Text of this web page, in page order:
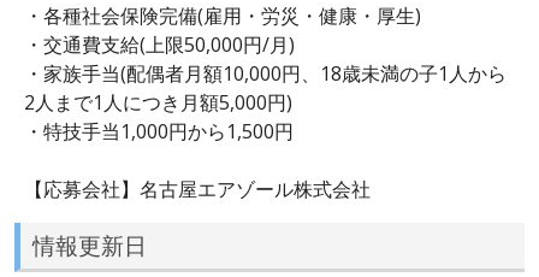
・各種社会保険完備(雇用・労災・健康・厚生)
・交通費支給(上限50,000円/月)
・家族手当(配偶者月額10,000円、18歳未満の子1人から
2人まで1人につき月額5,000円)
・特技手当1,000円から1,500円
【応募会社】名古屋エアゾール株式会社
情報更新日